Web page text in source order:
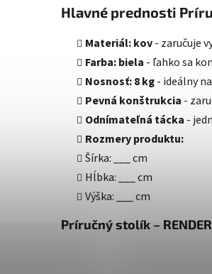
Hlavné prednosti
Materiál: kov- zaručuje
Farba: biela - ľahko sa
Nosnosť: 8 kg- ideálny
Pevná konštrukcia -
Odnímateľná tácka -
Rozmery produktu:
Šírka: ___ cm
Hĺbka: ___ cm
Výška: ___ cm
Príručný stolík –